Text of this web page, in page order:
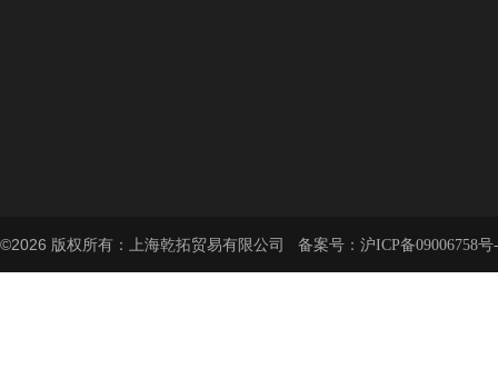
©2026 版权所有：上海乾拓贸易有限公司 备案号： 沪ICP备09006758号